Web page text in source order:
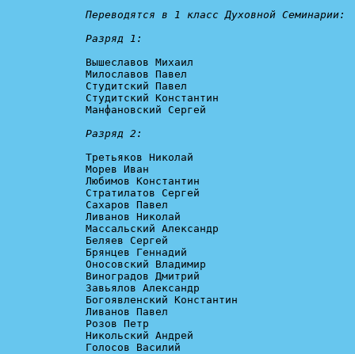
Переводятся в 1 класс Духовной Семинарии:
Разряд 1:
Вышеславов Михаил
Милославов Павел
Студитский Павел
Студитский Константин
Манфановский Сергей
Разряд 2:
Третьяков Николай
Морев Иван
Любимов Константин
Стратилатов Сергей
Сахаров Павел
Ливанов Николай
Массальский Александр
Беляев Сергей
Брянцев Геннадий
Оносовский Владимир
Виноградов Дмитрий
Завьялов Александр
Богоявленский Константин
Ливанов Павел
Розов Петр
Никольский Андрей
Голосов Василий